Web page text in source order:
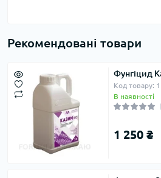
Рекомендовані товари
Фунгіцид
Код товару:
В наявності
1 250 ₴